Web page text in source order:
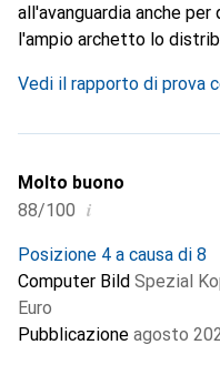
all'avanguardia anche
l'ampio archetto lo
Vedi il rapporto di prova
Molto buono
88/100 i
Posizione 4 a causa di 8
Computer Bild Spezial
Euro
Pubblicazione agosto